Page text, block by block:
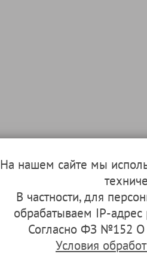
На нашем сайте мы
В частности, для
обрабатываем IP-
Согласно ФЗ №152 О
Условия